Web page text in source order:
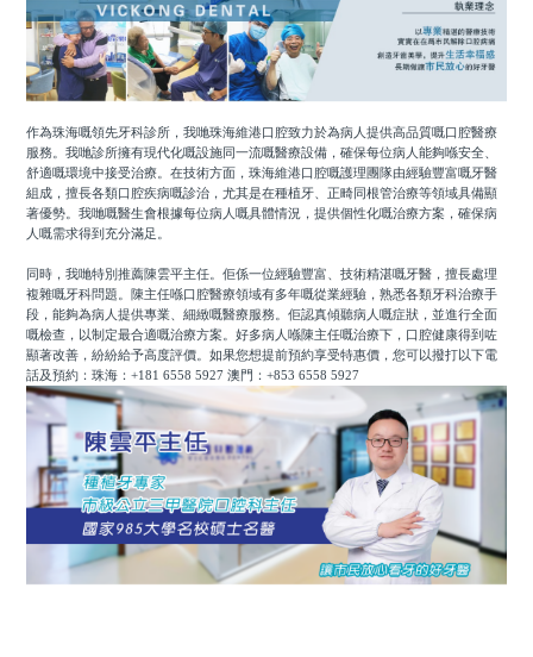
作為珠海嘅領先牙科診所，我哋珠海維港口腔致力於為病人提供高品質嘅口腔醫療
服務。我哋診所擁有現代化嘅設施同一流嘅醫療設備，確保每位病人能夠喺安全、
舒適嘅環境中接受治療。在技術方面，珠海維港口腔嘅護理團隊由經驗豐富嘅牙醫
組成，擅長各類口腔疾病嘅診治，尤其是在種植牙、正畸同根管治療等領域具備顯
著優勢。我哋嘅醫生會根據每位病人嘅具體情況，提供個性化嘅治療方案，確保病
人嘅需求得到充分滿足。
同時，我哋特別推薦陳雲平主任。佢係一位經驗豐富、技術精湛嘅牙醫，擅長處理
複雜嘅牙科問題。陳主任喺口腔醫療領域有多年嘅從業經驗，熟悉各類牙科治療手
段，能夠為病人提供專業、細緻嘅醫療服務。佢認真傾聽病人嘅症狀，並進行全面
嘅檢查，以制定最合適嘅治療方案。好多病人喺陳主任嘅治療下，口腔健康得到咗
顯著改善，紛紛給予高度評價。如果您想提前預約享受特惠價，您可以撥打以下電
話及預約：珠海：+181 6558 5927 澳門：+853 6558 5927